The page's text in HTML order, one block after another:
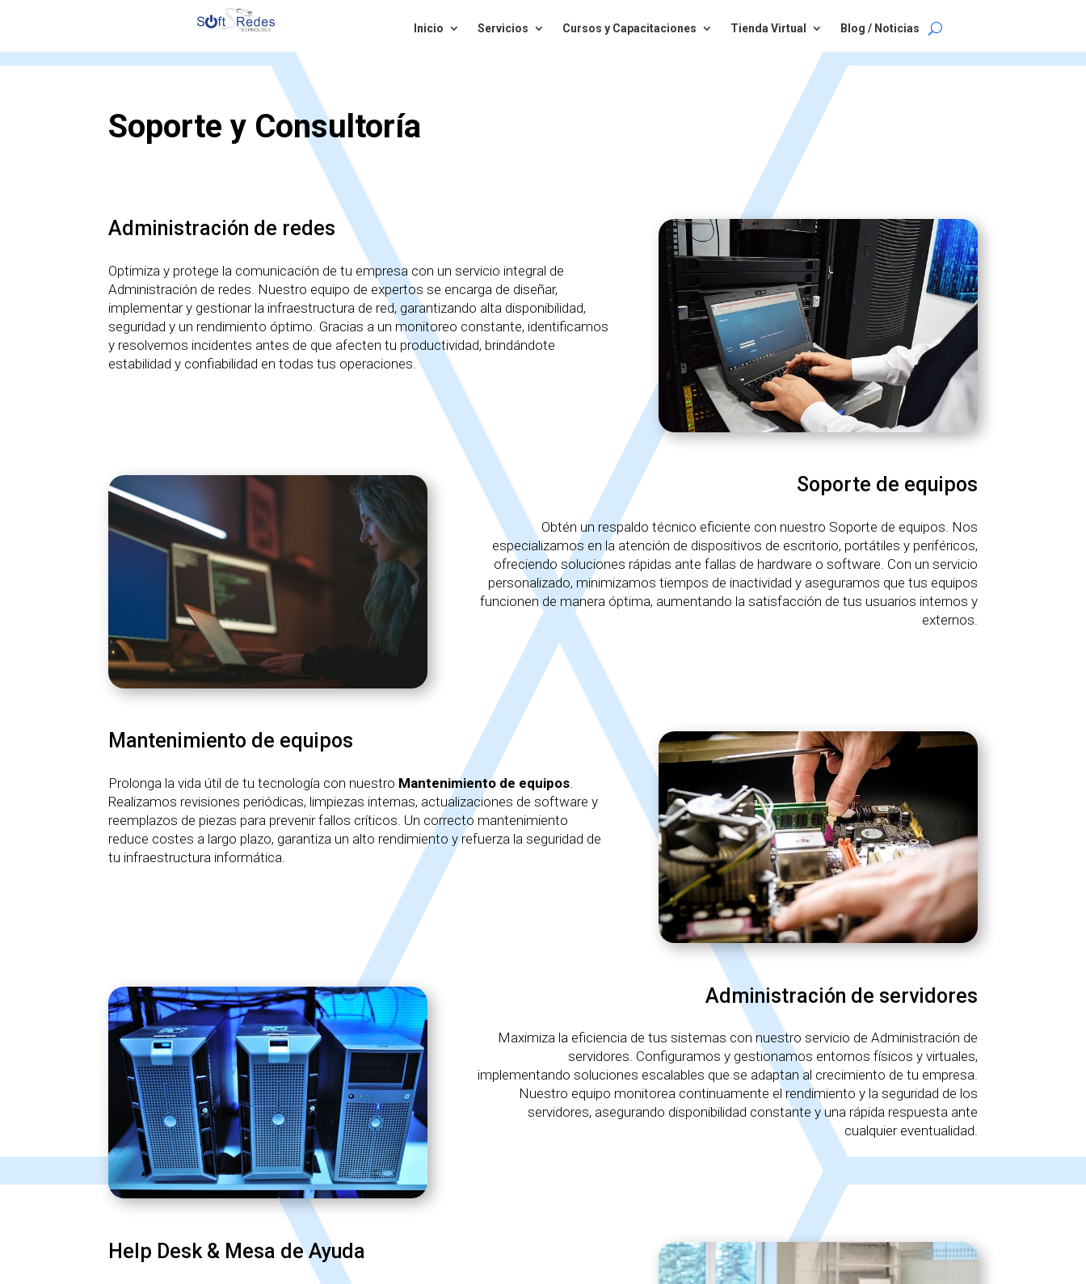
Inicio Servicios Cursos y Capacitaciones Tienda Virtual Blog / Noticias
Soporte y Consultoría
Administración de redes
Optimiza y protege la comunicación de tu empresa con un servicio integral de
Administración de redes. Nuestro equipo de expertos se encarga de diseñar,
implementar y gestionar la infraestructura de red, garantizando alta disponibilidad,
seguridad y un rendimiento óptimo. Gracias a un monitoreo constante, identificamos
y resolvemos incidentes antes de que afecten tu productividad, brindándote
estabilidad y confiabilidad en todas tus operaciones.
Soporte de equipos
Obtén un respaldo técnico eficiente con nuestro Soporte de equipos. Nos
especializamos en la atención de dispositivos de escritorio, portátiles y periféricos,
ofreciendo soluciones rápidas ante fallas de hardware o software. Con un servicio
personalizado, minimizamos tiempos de inactividad y aseguramos que tus equipos
funcionen de manera óptima, aumentando la satisfacción de tus usuarios internos y
externos.
Mantenimiento de equipos
Prolonga la vida útil de tu tecnología con nuestro Mantenimiento de equipos
Realizamos revisiones periódicas, limpiezas internas, actualizaciones de software y
reemplazos de piezas para prevenir fallos críticos. Un correcto mantenimiento
reduce costes a largo plazo, garantiza un alto rendimiento y refuerza la seguridad de
tu infraestructura informática.
Administración de servidores
Maximiza la eficiencia de tus sistemas con nuestro servicio de Administración de
servidores. Configuramos y gestionamos entornos físicos y virtuales,
implementando soluciones escalables que se adaptan al crecimiento de tu empresa.
Nuestro equipo monitorea continuamente el rendimiento y la seguridad de los
servidores, asegurando disponibilidad constante y una rápida respuesta ante
cualquier eventualidad.
Help Desk & Mesa de Ayuda